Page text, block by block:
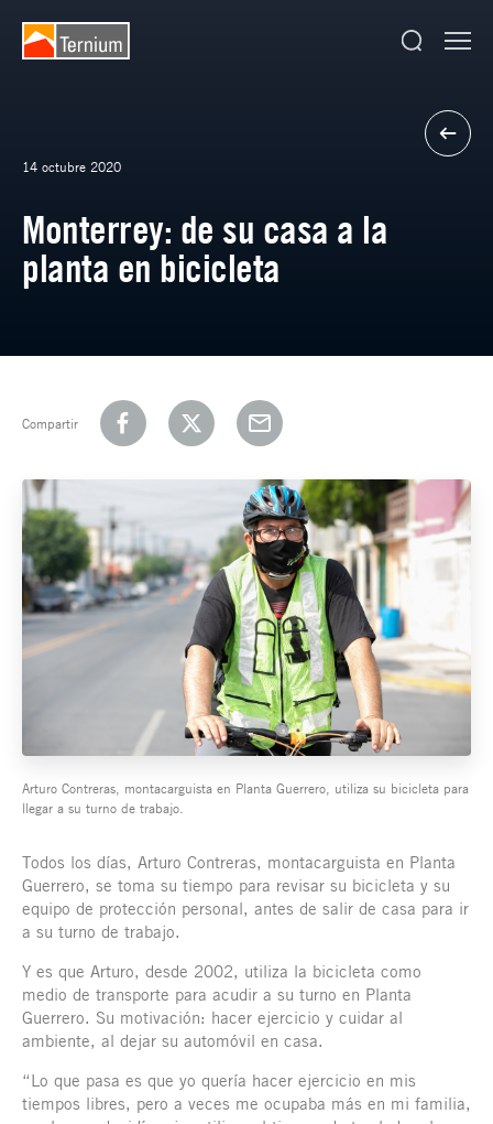
14 octubre 2020
Monterrey: de su casa a la
planta en bicicleta
Compartir
Arturo Contreras, montacarguista en Planta Guerrero, utiliza su bicicleta para
llegar a su turno de trabajo.
Todos los días, Arturo Contreras, montacarguista en Planta
Guerrero, se toma su tiempo para revisar su bicicleta y su
equipo de protección personal, antes de salir de casa para ir
a su turno de trabajo.
Y es que Arturo, desde 2002, utiliza la bicicleta como
medio de transporte para acudir a su turno en Planta
Guerrero. Su motivación: hacer ejercicio y cuidar al
ambiente, al dejar su automóvil en casa.
“Lo que pasa es que yo quería hacer ejercicio en mis
tiempos libres, pero a veces me ocupaba más en mi familia,